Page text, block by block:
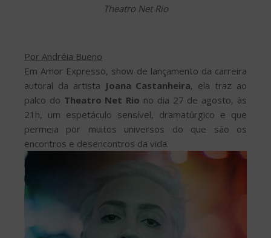
Theatro Net Rio
Por Andréia Bueno
Em Amor Expresso, show de lançamento da carreira
autoral da artista Joana Castanheira, ela traz ao
palco do Theatro Net Rio no dia 27 de agosto, às
21h, um espetáculo sensível, dramatúrgico e que
permeia por muitos universos do que são os
encontros e desencontros da vida.